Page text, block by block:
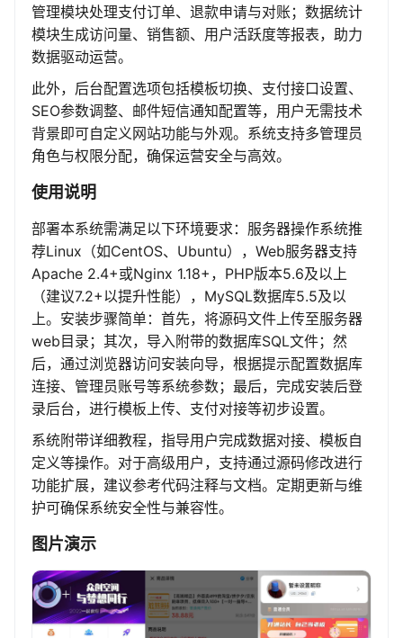
管理模块处理支付订单、退款申请与对账；数据统计
模块生成访问量、销售额、用户活跃度等报表，助力
数据驱动运营。
此外，后台配置选项包括模板切换、支付接口设置、
SEO参数调整、邮件短信通知配置等，用户无需技术
背景即可自定义网站功能与外观。系统支持多管理员
角色与权限分配，确保运营安全与高效。
使用说明
部署本系统需满足以下环境要求：服务器操作系统推
荐Linux（如CentOS、Ubuntu），Web服务器支持
Apache 2.4+或Nginx 1.18+，PHP版本5.6及以上
（建议7.2+以提升性能），MySQL数据库5.5及以
上。安装步骤简单：首先，将源码文件上传至服务器
web目录；其次，导入附带的数据库SQL文件；然
后，通过浏览器访问安装向导，根据提示配置数据库
连接、管理员账号等系统参数；最后，完成安装后登
录后台，进行模板上传、支付对接等初步设置。
系统附带详细教程，指导用户完成数据对接、模板自
定义等操作。对于高级用户，支持通过源码修改进行
功能扩展，建议参考代码注释与文档。定期更新与维
护可确保系统安全性与兼容性。
图片演示